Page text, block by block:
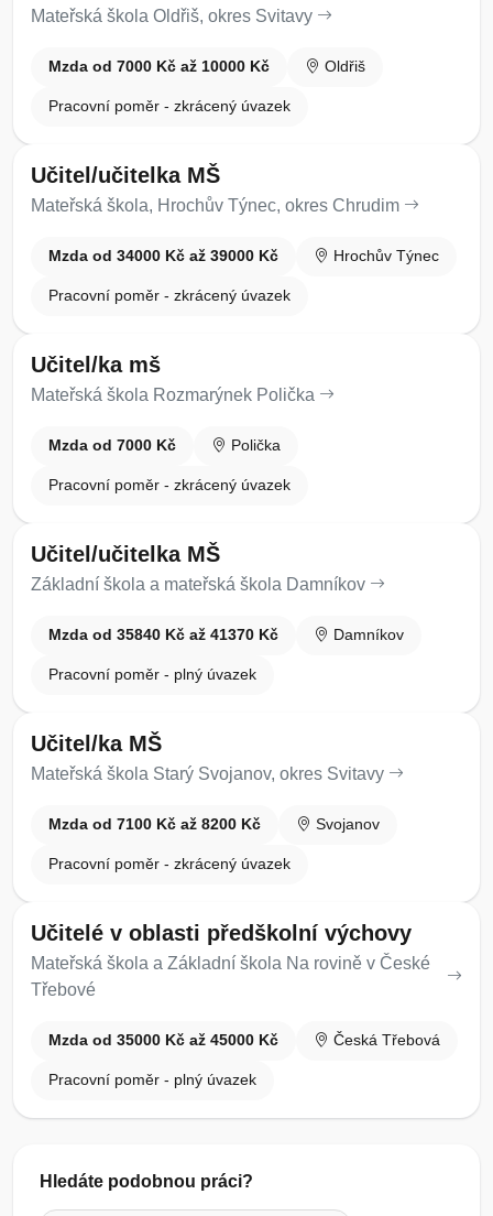
Mateřská škola Oldřiš, okres Svitavy
Mzda od 7000 Kč až 10000 Kč Oldřiš
Pracovní poměr - zkrácený úvazek
Učitel/učitelka MŠ
Mateřská škola, Hrochův Týnec, okres Chrudim
Mzda od 34000 Kč až 39000 Kč Hrochův Týnec
Pracovní poměr - zkrácený úvazek
Učitel/ka mš
Mateřská škola Rozmarýnek Polička
Mzda od 7000 Kč Polička
Pracovní poměr - zkrácený úvazek
Učitel/učitelka MŠ
Základní škola a mateřská škola Damníkov
Mzda od 35840 Kč až 41370 Kč Damníkov
Pracovní poměr - plný úvazek
Učitel/ka MŠ
Mateřská škola Starý Svojanov, okres Svitavy
Mzda od 7100 Kč až 8200 Kč Svojanov
Pracovní poměr - zkrácený úvazek
Učitelé v oblasti předškolní výchovy
Mateřská škola a Základní škola Na rovině v České
Třebové
Mzda od 35000 Kč až 45000 Kč Česká Třebová
Pracovní poměr - plný úvazek
Hledáte podobnou práci?